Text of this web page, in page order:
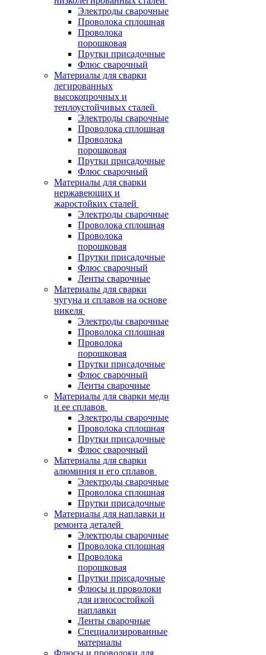
Электроды сварочные
Проволока сплошная
Проволока
порошковая
Прутки присадочные
Флюс сварочный
Материалы для сварки
легированных
высокопрочных и
теплоустойчивых сталей
Электроды сварочные
Проволока сплошная
Проволока
порошковая
Прутки присадочные
Флюс сварочный
Материалы для сварки
нержавеющих и
жаростойких сталей
Электроды сварочные
Проволока сплошная
Проволока
порошковая
Прутки присадочные
Флюс сварочный
Ленты сварочные
Материалы для сварки
чугуна и сплавов на основе
никеля
Электроды сварочные
Проволока сплошная
Проволока
порошковая
Прутки присадочные
Флюс сварочный
Ленты сварочные
Материалы для сварки меди
и ее сплавов
Электроды сварочные
Проволока сплошная
Прутки присадочные
Флюс сварочный
Материалы для сварки
алюминия и его сплавов
Электроды сварочные
Проволока сплошная
Прутки присадочные
Материалы для наплавки и
ремонта деталей
Электроды сварочные
Проволока сплошная
Проволока
порошковая
Прутки присадочные
Флюсы и проволоки
для износостойкой
наплавки
Ленты сварочные
Специализированные
материалы
Флюсы и проволоки для